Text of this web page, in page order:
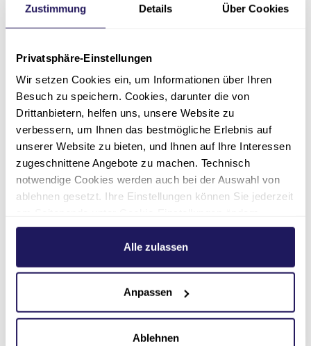
Zustimmung Details Über Cookies
Privatsphäre-Einstellungen
Wir setzen Cookies ein, um Informationen über Ihren
Besuch zu speichern. Cookies, darunter die von
Drittanbietern, helfen uns, unsere Website zu
verbessern, um Ihnen das bestmögliche Erlebnis auf
unserer Website zu bieten, und Ihnen auf Ihre Interessen
zugeschnittene Angebote zu machen. Technisch
notwendige Cookies werden auch bei der Auswahl von
ablehnen gesetzt. Ihre Einstellungen können Sie jederzeit
Weitere Informationen hierzu finden Sie in unserer
.Alle zulassen
Anpassen
Ablehnen
Pressesprecherin
Johannesstift Diakonie | Zentrale
Dienste Kommunikation und
Marketing
Nur für Medienanfragen.
Initiativbewerbungen richten Sie bitte an
bewerbung(at)jsd.de
presse(at)jsd.de